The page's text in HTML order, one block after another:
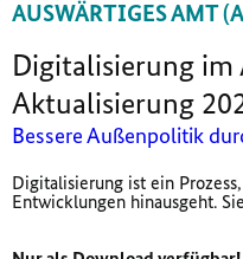
AUSWÄRTIGES AMT
Digitalisierung
Aktualisierung
Bessere Außenpolitik
Digitalisierung ist ein
Entwicklungen hinausgeht.